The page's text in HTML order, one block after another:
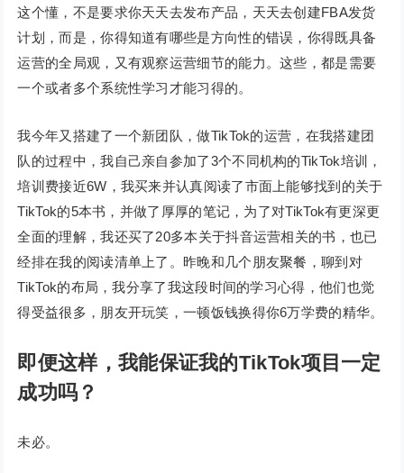
这个懂，不是要求你天天去发布产品，天天去创建FBA发货
计划，而是，你得知道有哪些是方向性的错误，你得既具备
运营的全局观，又有观察运营细节的能力。这些，都是需要
一个或者多个系统性学习才能习得的。
我今年又搭建了一个新团队，做TikTok的运营，在我搭建团
队的过程中，我自己亲自参加了3个不同机构的TikTok培训，
培训费接近6W，我买来并认真阅读了市面上能够找到的关于
TikTok的5本书，并做了厚厚的笔记，为了对TikTok有更深更
全面的理解，我还买了20多本关于抖音运营相关的书，也已
经排在我的阅读清单上了。昨晚和几个朋友聚餐，聊到对
TikTok的布局，我分享了我这段时间的学习心得，他们也觉
得受益很多，朋友开玩笑，一顿饭钱换得你6万学费的精华。
即便这样，我能保证我的TikTok项目一定
成功吗？
未必。